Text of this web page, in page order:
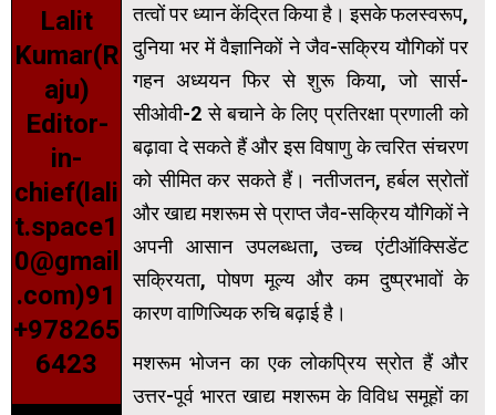
Lalit
Kumar(R
aju)
Editor-
in-
chief(lali
t.space1
0@gmail
.com)91
+978265
6423
तत्वों पर ध्यान केंद्रित किया है। इसके फलस्‍वरूप,
दुनिया भर में वैज्ञानिकों ने जैव-सक्रिय यौगिकों पर
गहन अध्ययन फिर से शुरू किया, जो सार्स-
सीओवी-2 से बचाने के लिए प्रतिरक्षा प्रणाली को
बढ़ावा दे सकते हैं और इस विषाणु के त्वरित संचरण
को सीमित कर सकते हैं। नतीजतन, हर्बल स्रोतों
और खाद्य मशरूम से प्राप्‍त जैव-सक्रिय यौगिकों ने
अपनी आसान उपलब्धता, उच्च एंटीऑक्सिडेंट
सक्रियता, पोषण मूल्य और कम दुष्प्रभावों के
कारण वाणिज्यिक रुचि बढ़ाई है।
मशरूम भोजन का एक लोकप्रिय स्रोत हैं और
उत्तर-पूर्व भारत खाद्य मशरूम के विविध समूहों का